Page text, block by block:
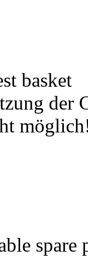
basket
der
spare